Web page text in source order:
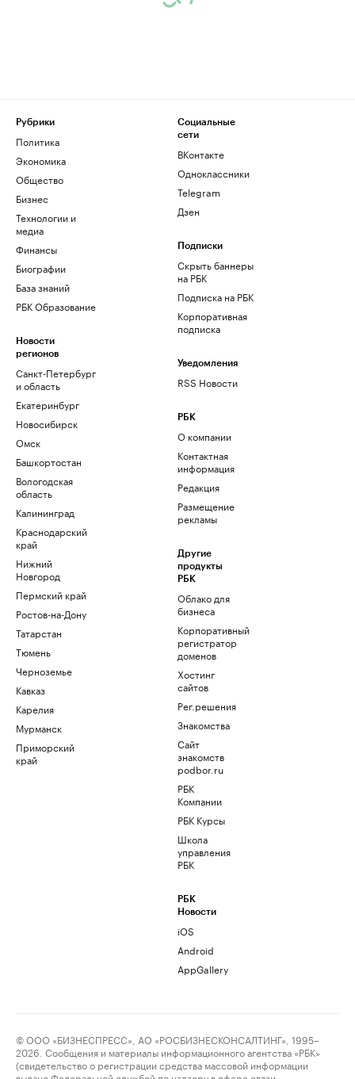
Рубрики
Политика
Экономика
Общество
Бизнес
Технологии и
медиа
Финансы
Биографии
База знаний
РБК Образование
Новости
регионов
Санкт-Петербург
и область
Екатеринбург
Новосибирск
Омск
Башкортостан
Вологодская
область
Калининград
Краснодарский
край
Нижний
Новгород
Пермский край
Ростов-на-Дону
Татарстан
Тюмень
Черноземье
Кавказ
Карелия
Мурманск
Приморский
край
Социальные
сети
ВКонтакте
Одноклассники
Telegram
Дзен
Подписки
Скрыть баннеры
на РБК
Подписка на РБК
Корпоративная
подписка
Уведомления
RSS Новости
РБК
О компании
Контактная
информация
Редакция
Размещение
рекламы
Другие
продукты
РБК
Облако для
бизнеса
Корпоративный
регистратор
доменов
Хостинг
сайтов
Рег.решения
Знакомства
Сайт
знакомств
podbor.ru
РБК
Компании
РБК Курсы
Школа
управления
РБК
РБК
Новости
iOS
Android
AppGallery
© ООО «БИЗНЕСПРЕСС», АО «РОСБИЗНЕСКОНСАЛТИНГ», 1995–
2026. Сообщения и материалы информационного агентства «РБК»
(свидетельство о регистрации средства массовой информации